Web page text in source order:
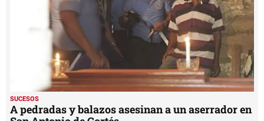
SUCESOS
A pedradas y balazos asesinan a un aserrador en